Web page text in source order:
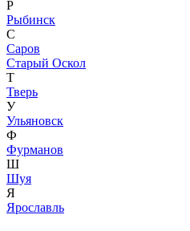
Р
Рыбинск
С
Саров
Старый Оскол
Т
Тверь
У
Ульяновск
Ф
Фурманов
Ш
Шуя
Я
Ярославль